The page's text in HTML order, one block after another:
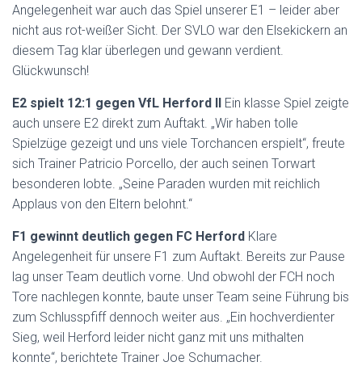
Angelegenheit war auch das Spiel unserer E1 – leider aber
nicht aus rot-weißer Sicht. Der SVLO war den Elsekickern an
diesem Tag klar überlegen und gewann verdient.
Glückwunsch!
E2 spielt 12:1 gegen VfL Herford II Ein klasse Spiel zeigte
auch unsere E2 direkt zum Auftakt. „Wir haben tolle
Spielzüge gezeigt und uns viele Torchancen erspielt“, freute
sich Trainer Patricio Porcello, der auch seinen Torwart
besonderen lobte. „Seine Paraden wurden mit reichlich
Applaus von den Eltern belohnt.“
F1 gewinnt deutlich gegen FC Herford Klare
Angelegenheit für unsere F1 zum Auftakt. Bereits zur Pause
lag unser Team deutlich vorne. Und obwohl der FCH noch
Tore nachlegen konnte, baute unser Team seine Führung bis
zum Schlusspfiff dennoch weiter aus. „Ein hochverdienter
Sieg, weil Herford leider nicht ganz mit uns mithalten
konnte“, berichtete Trainer Joe Schumacher.